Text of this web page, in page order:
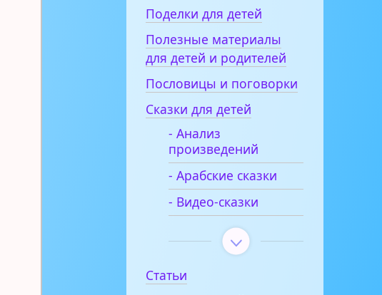
Поделки для детей
Полезные материалы
для детей и родителей
Пословицы и поговорки
Сказки для детей
- Анализ
произведений
- Арабские сказки
- Видео-сказки
Статьи